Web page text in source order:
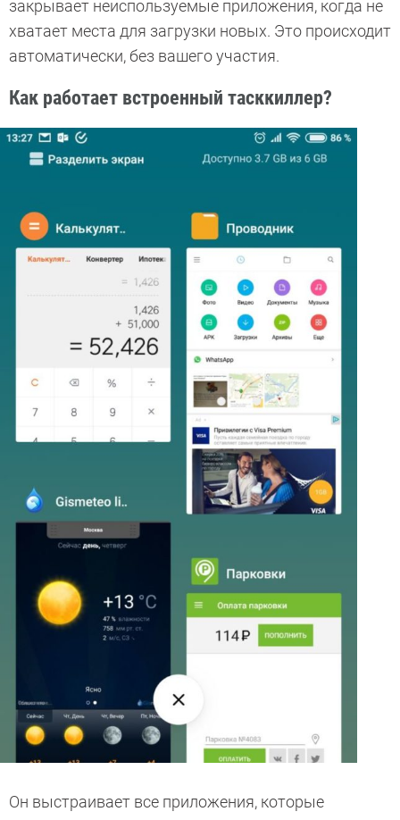
закрывает неиспользуемые приложения, когда не
хватает места для загрузки новых. Это происходит
автоматически, без вашего участия.
Как работает встроенный тасккиллер?
Он выстраивает все приложения, которые